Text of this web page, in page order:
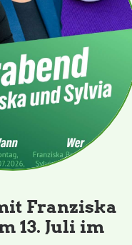
Franziska
13. Juli im